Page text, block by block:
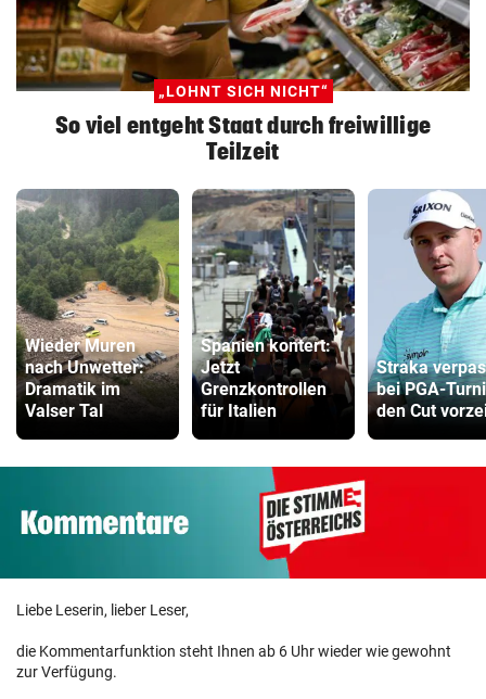
„LOHNT SICH NICHT“
So viel entgeht Staat durch freiwillige
Teilzeit
Wieder Muren
nach Unwetter:
Dramatik im
Valser Tal
Spanien kontert:
Jetzt
Grenzkontrollen
für Italien
Straka
bei PGA-
den Cut
Liebe Leserin, lieber Leser,
die Kommentarfunktion steht Ihnen ab 6 Uhr wieder wie gewohnt
zur Verfügung.